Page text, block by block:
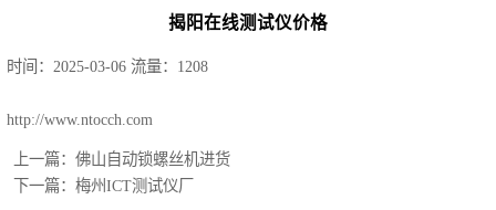
揭阳在线测试仪价格
时间：2025-03-06 流量：1208
http://www.ntocch.com
上一篇： 佛山自动锁螺丝机进货
下一篇： 梅州ICT测试仪厂
自动螺丝机